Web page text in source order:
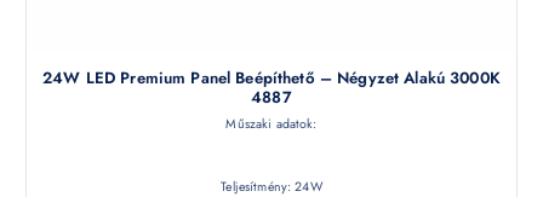
24W LED Premium Panel Beépíthető – Négyzet Alakú 3000K
4887
Műszaki adatok:
Teljesítmény: 24W